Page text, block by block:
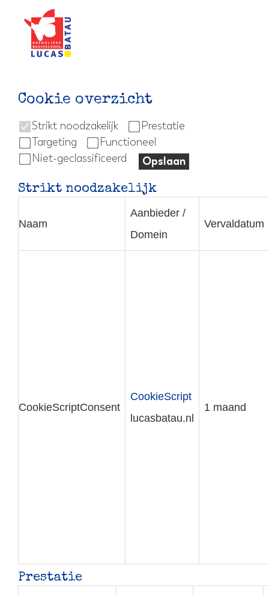
Door
naar
de
hoofd
Cookie overzicht
Strikt noodzakelijk
Prestatie
Targeting
Functioneel
Niet-geclassificeerd
Opslaan
Strikt noodzakelijk
Naam
Aanbieder /
Domein
Vervaldatum
CookieScriptConsent
CookieScript
lucasbatau.nl
1 maand
Prestatie